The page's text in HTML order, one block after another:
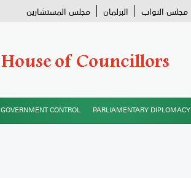
مجلس النواب البرلمان مجلس المستشارين
GOVERNMENT CONTROL PARLIAMENTARY DIPLOMACY